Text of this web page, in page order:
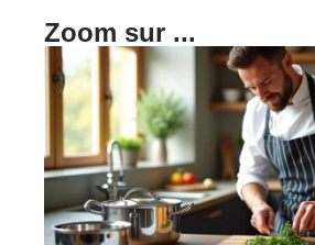
Zoom sur ...